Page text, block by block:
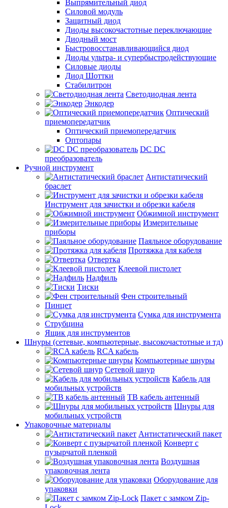
Выпрямительный диод
Силовой модуль
Защитный диод
Диоды высокочастотные переключающие
Диодный мост
Быстровосстанавливающийся диод
Диоды ультра- и супербыстродействующие
Силовые диоды
Диод Шоттки
Стабилитрон
Светодиодная лента
Энкодер
Оптический
приемопередатчик
Оптический приемопередатчик
Оптопары
DC DC
преобразователь
Ручной инструмент
Антистатический
браслет
Инструмент для зачистки и обрезки кабеля
Обжимной инструмент
Измерительные
приборы
Паяльное оборудование
Протяжка для кабеля
Отвертка
Клеевой пистолет
Надфиль
Тиски
Фен строительный
Пинцет
Сумка для инструмента
Струбцина
Ящик для инструментов
Шнуры (сетевые, компьютерные, высокочастотные и тд)
RCA кабель
Компьютерные шнуры
Сетевой шнур
Кабель для
мобильных устройств
ТВ кабель антенный
Шнуры для
мобильных устройств
Упаковочные материалы
Антистатический пакет
Конверт с
пузырчатой пленкой
Воздушная
упаковочная лента
Оборудование для
упаковки
Пакет с замком Zip-